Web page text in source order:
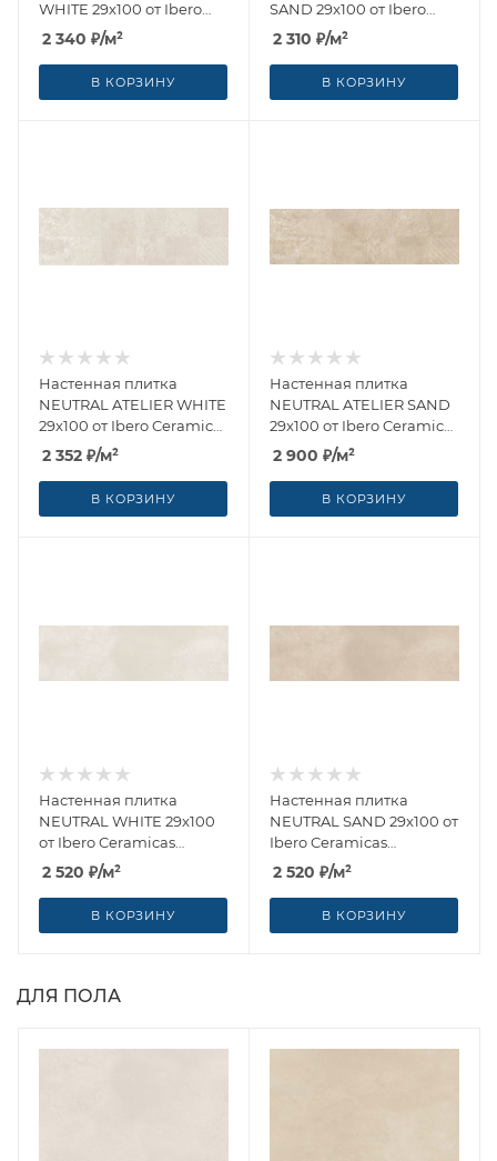
WHITE 29x100 от Ibero
Ceramicas (Испания)
2 340 ₽/м²
В КОРЗИНУ
SAND 29x100 от Ibero
Ceramicas (Испания)
2 310 ₽/м²
В КОРЗИНУ
Настенная плитка
NEUTRAL ATELIER WHITE
29x100 от Ibero Ceramicas
(Испания)
2 352 ₽/м²
В КОРЗИНУ
Настенная плитка
NEUTRAL ATELIER SAND
29x100 от Ibero Ceramicas
(Испания)
2 900 ₽/м²
В КОРЗИНУ
Настенная плитка
NEUTRAL WHITE 29x100
от Ibero Ceramicas
(Испания)
2 520 ₽/м²
В КОРЗИНУ
Настенная плитка
NEUTRAL SAND 29x100 от
Ibero Ceramicas
(Испания)
2 520 ₽/м²
В КОРЗИНУ
ДЛЯ ПОЛА